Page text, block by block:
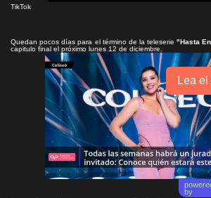
TikTok
Quedan pocos días para el término de la teleserie"Hasta
capitulo final el próximo lunes 12 de diciembre.
Lea
by